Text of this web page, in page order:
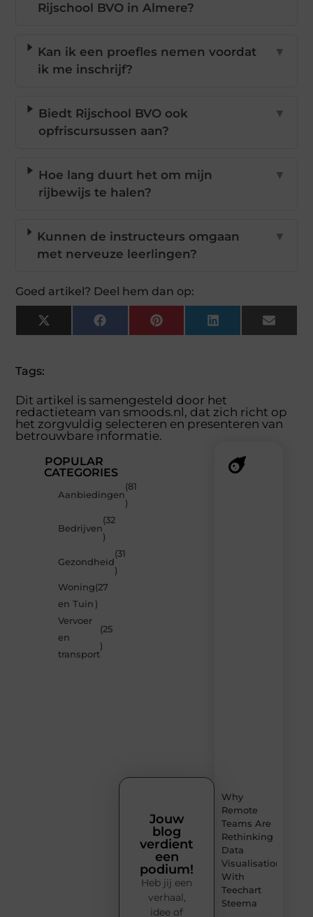
Rijschool BVO in Almere?
Kan ik een proefles nemen voordat
ik me inschrijf?
▼
Biedt Rijschool BVO ook
opfriscursussen aan?
▼
Hoe lang duurt het om mijn
rijbewijs te halen?
▼
Kunnen de instructeurs omgaan
met nerveuze leerlingen?
▼
Goed artikel? Deel hem dan op:
X
(Twitter)
FacebookPinterestLinkedInEmail
Tags:
Dit artikel is samengesteld door het
redactieteam van smoods.nl, dat zich richt op
het zorgvuldig selecteren en presenteren van
betrouwbare informatie.
POPULAR
CATEGORIES
Aanbiedingen
(81
)
Bedrijven
(32
)
Gezondheid
(31
)
Woning
en Tuin
(27
)
Vervoer
en
transport
(25
)
Why
Remote
Teams Are
Rethinking
Data
Visualisation
With
Teechart
Steema
Jouw
blog
verdient
een
podium!
Heb jij een
verhaal,
idee of